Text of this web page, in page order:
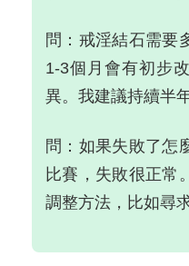
問：戒淫結石需要
1-3個月會有初步
異。我建議持續半
問：如果失敗了怎
比賽，失敗很正常
調整方法，比如尋